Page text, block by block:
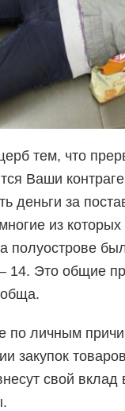
тем, что
Ваши
деньги за
из
Это общие
по личным
закупок
свой вклад